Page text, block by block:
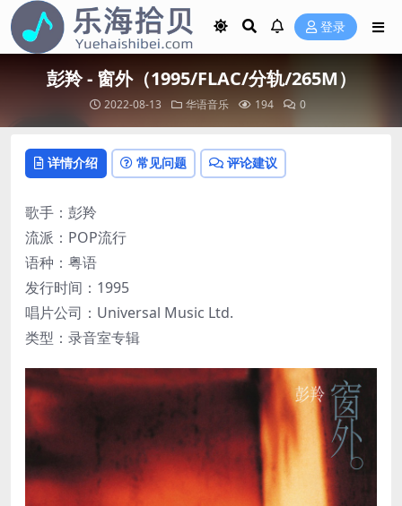
登录
彭羚 - 窗外（1995/FLAC/分轨/265M）
2022-08-13 华语音乐 194 0
详情介绍 常见问题 评论建议
歌手：彭羚
流派：POP流行
语种：粤语
发行时间：1995
唱片公司：Universal Music Ltd.
类型：录音室专辑